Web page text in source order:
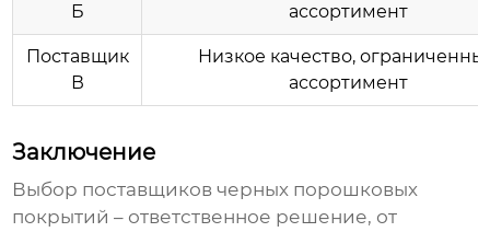
Б
ассортимент
Поставщик
В
Низкое качество,
ассортимент
Заключение
Выбор поставщиков черных порошковых
покрытий – ответственное решение, от